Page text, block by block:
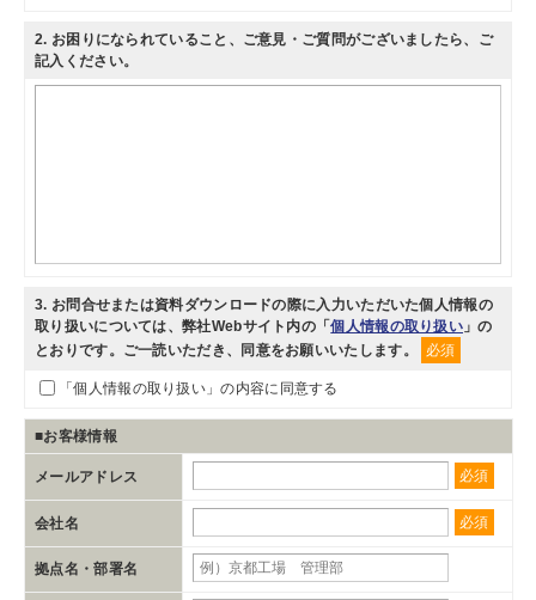
2. お困りになられていること、ご意見・ご質問がございましたら、ご
記入ください。
3. お問合せまたは資料ダウンロードの際に入力いただいた個人情報の
取り扱いについては、弊社Webサイト内の「個人情報の取り扱い 」の
とおりです。ご一読いただき、同意をお願いいたします。
必須
「個人情報の取り扱い」の内容に同意する
■お客様情報
メールアドレス 必須
会社名 必須
拠点名・部署名